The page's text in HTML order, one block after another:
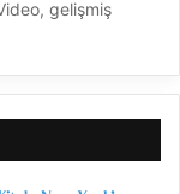
gelişmiş